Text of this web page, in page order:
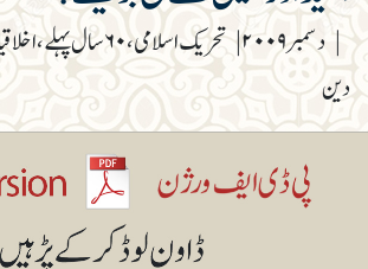
دسمبر ۲۰۰۹ |
تحریک اسلامی، ۶۰ سال
دین